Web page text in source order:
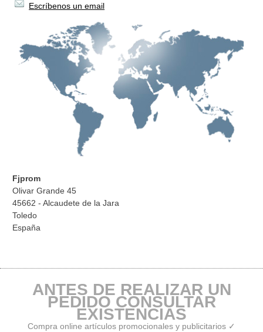
Escríbenos un email
Fjprom
Olivar Grande 45
45662 - Alcaudete de la Jara
Toledo
España
ANTES DE REALIZAR UN
PEDIDO CONSULTAR
EXISTENCIAS
Compra online artículos promocionales y publicitarios ✓